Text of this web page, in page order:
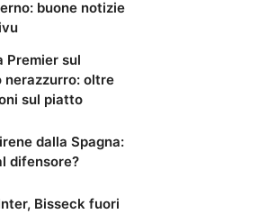
buone notizie
Premier sul
nerazzurro: oltre
sul piatto
dalla Spagna:
difensore?
Bisseck fuori